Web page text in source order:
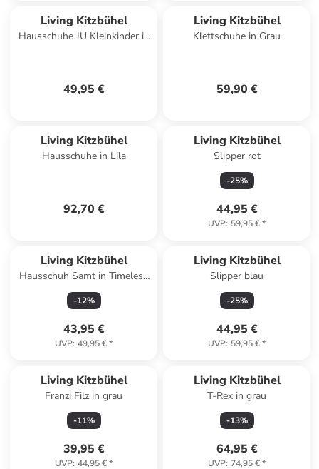
Living Kitzbühel
Hausschuhe JU Kleinkinder in
49,95 €
Living Kitzbühel
Klettschuhe in Grau
59,90 €
Living Kitzbühel
Hausschuhe in Lila
92,70 €
Living Kitzbühel
Slipper rot
-25%
44,95 €
UVP: 59,95 €*
Living Kitzbühel
Hausschuh Samt in Timeless
taupe
-12%
43,95 €
UVP: 49,95 €*
Living Kitzbühel
Slipper blau
-25%
44,95 €
UVP: 59,95 €*
Living Kitzbühel
Franzi Filz in grau
-11%
39,95 €
UVP: 44,95 €*
Living Kitzbühel
T-Rex in grau
-13%
64,95 €
UVP: 74,95 €*